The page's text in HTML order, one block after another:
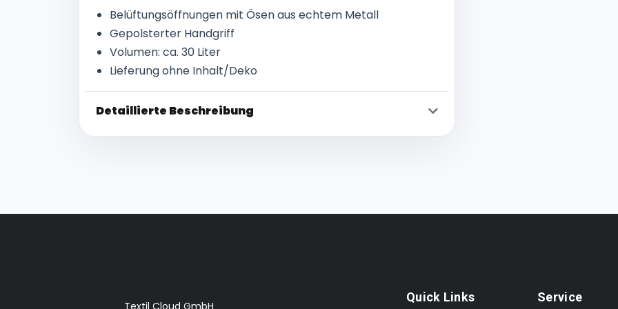
Belüftungsöffnungen mit Ösen aus echtem Metall
Gepolsterter Handgriff
Volumen: ca. 30 Liter
Lieferung ohne Inhalt/Deko
Detaillierte Beschreibung
Textil Cloud GmbH
Quick Links Service